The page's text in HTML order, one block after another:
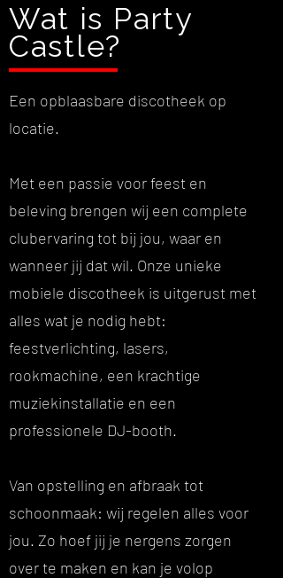
Wat is Party
Castle?
Een opblaasbare discotheek op
locatie.
Met een passie voor feest en
beleving brengen wij een complete
clubervaring tot bij jou, waar en
wanneer jij dat wil. Onze unieke
mobiele discotheek is uitgerust met
alles wat je nodig hebt:
feestverlichting, lasers,
rookmachine, een krachtige
muziekinstallatie en een
professionele DJ-booth.
Van opstelling en afbraak tot
schoonmaak: wij regelen alles voor
jou. Zo hoef jij je nergens zorgen
over te maken en kan je volop